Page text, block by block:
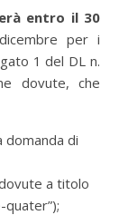
entro il 30
per i
1 del DL n.
dovute, che
domanda di
a titolo